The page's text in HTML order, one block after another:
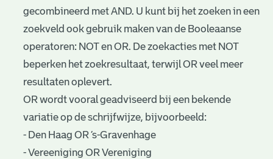
gecombineerd met AND. U kunt bij het zoeken in een
zoekveld ook gebruik maken van de Booleaanse
operatoren: NOT en OR. De zoekacties met NOT
beperken het zoekresultaat, terwijl OR veel meer
resultaten oplevert.
OR wordt vooral geadviseerd bij een bekende
variatie op de schrijfwijze, bijvoorbeeld:
- Den Haag OR ’s-Gravenhage
- Vereeniging OR Vereniging